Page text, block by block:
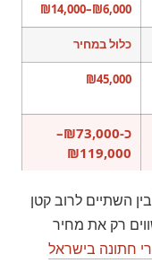
₪6,000–₪14,000
כלול במחיר
₪45,000
כ-₪73,000–
₪119,000
השתיים לרוב קטן
רק את מחיר
חתונה בישראל